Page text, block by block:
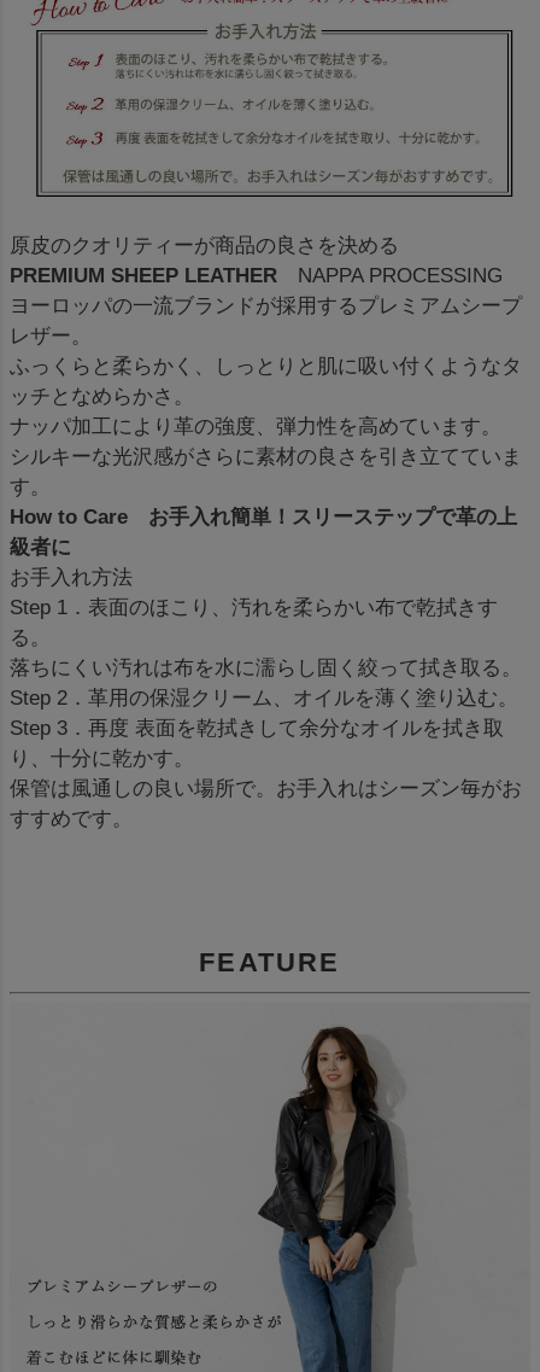
原皮のクオリティーが商品の良さを決める
PREMIUM SHEEP LEATHER NAPPA PROCESSING
ヨーロッパの一流ブランドが採用するプレミアムシープ
レザー。
ふっくらと柔らかく、しっとりと肌に吸い付くようなタ
ッチとなめらかさ。
ナッパ加工により革の強度、弾力性を高めています。
シルキーな光沢感がさらに素材の良さを引き立てていま
す。
How to Care お手入れ簡単！スリーステップで革の上
級者に
お手入れ方法
Step 1．表面のほこり、汚れを柔らかい布で乾拭きす
る。
落ちにくい汚れは布を水に濡らし固く絞って拭き取る。
Step 2．革用の保湿クリーム、オイルを薄く塗り込む。
Step 3．再度 表面を乾拭きして余分なオイルを拭き取
り、十分に乾かす。
保管は風通しの良い場所で。お手入れはシーズン毎がお
すすめです。
FEATURE